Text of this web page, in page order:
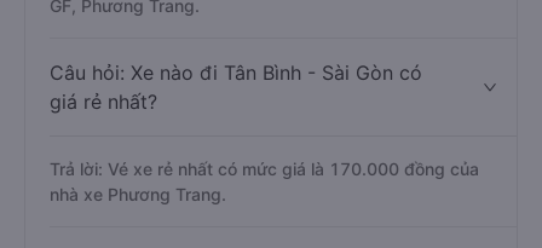
GF, Phương Trang.
Câu hỏi: Xe nào đi Tân Bình - Sài Gòn có
giá rẻ nhất?
Trả lời: Vé xe rẻ nhất có mức giá là 170.000 đồng của
nhà xe Phương Trang.